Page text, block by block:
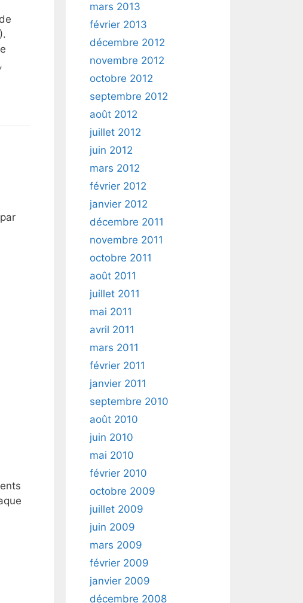
mars 2013
février 2013
décembre 2012
novembre 2012
octobre 2012
septembre 2012
août 2012
juillet 2012
juin 2012
mars 2012
février 2012
janvier 2012
décembre 2011
novembre 2011
octobre 2011
août 2011
juillet 2011
mai 2011
avril 2011
mars 2011
février 2011
janvier 2011
septembre 2010
août 2010
juin 2010
mai 2010
février 2010
octobre 2009
juillet 2009
juin 2009
mars 2009
février 2009
janvier 2009
décembre 2008